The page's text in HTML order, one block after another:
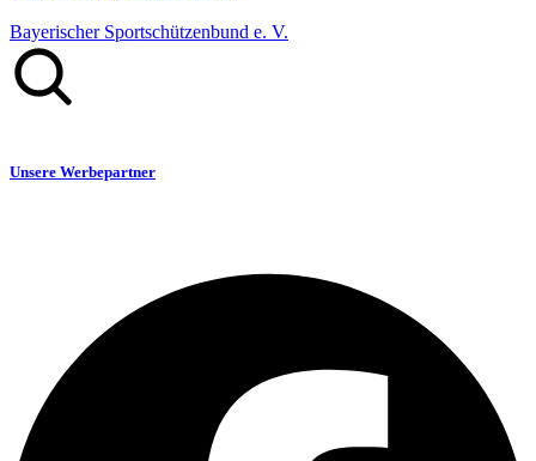
Bayerischer Sportschützenbund e. V.
Unsere Werbepartner